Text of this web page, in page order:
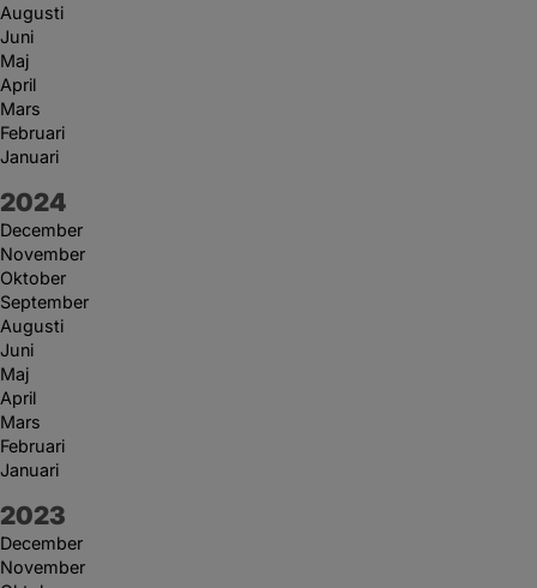
Augusti
Juni
Maj
April
Mars
Februari
Januari
År:
2024
December
November
Oktober
September
Augusti
Juni
Maj
April
Mars
Februari
Januari
År:
2023
December
November